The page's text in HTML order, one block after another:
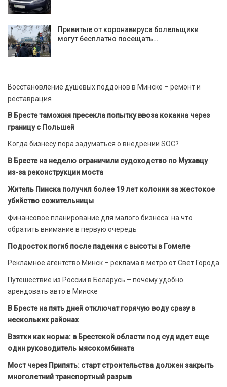
Привитые от коронавируса болельщики
могут бесплатно посещать…
Восстановление душевых поддонов в Минске – ремонт и
реставрация
В Бресте таможня пресекла попытку ввоза кокаина через
границу с Польшей
Когда бизнесу пора задуматься о внедрении SOC?
В Бресте на неделю ограничили судоходство по Мухавцу
из-за реконструкции моста
Житель Пинска получил более 19 лет колонии за жестокое
убийство сожительницы
Финансовое планирование для малого бизнеса: на что
обратить внимание в первую очередь
Подросток погиб после падения с высоты в Гомеле
Рекламное агентство Минск – реклама в метро от Свет Города
Путешествие из России в Беларусь – почему удобно
арендовать авто в Минске
В Бресте на пять дней отключат горячую воду сразу в
нескольких районах
Взятки как норма: в Брестской области под суд идет еще
один руководитель мясокомбината
Мост через Припять: старт строительства должен закрыть
многолетний транспортный разрыв